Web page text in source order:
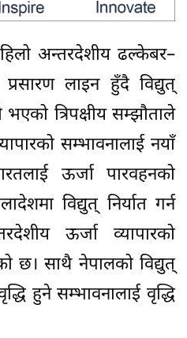
अन्तरदेशीय ढल्केबर–
लाइन हुँदै विद्युत्
त्रिपक्षीय सम्झौताले
सम्भावनालाई नयाँ
ऊर्जा पारवहनको
विद्युत् निर्यात गर्न
ऊर्जा व्यापारको
छ। साथै नेपालको विद्युत्
हुने सम्भावनालाई वृद्धि